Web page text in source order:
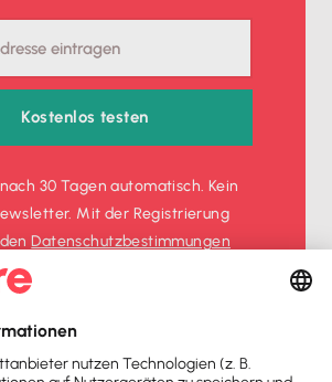
Kostenlos testen
30 Tagen automatisch. Kein
Mit der Registrierung
Datenschutz­bestimmungen
zu.
Sofort50%